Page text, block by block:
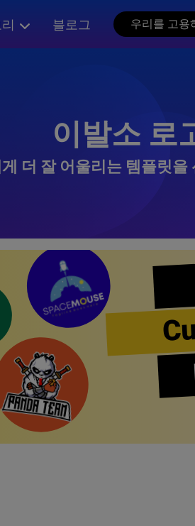
블로그 우리를 고용
이발소 로
더 잘 어울리는 템플릿을